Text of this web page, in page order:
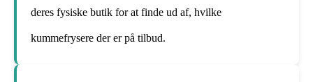
deres fysiske butik for at finde ud af, hvilke
kummefrysere der er på tilbud.